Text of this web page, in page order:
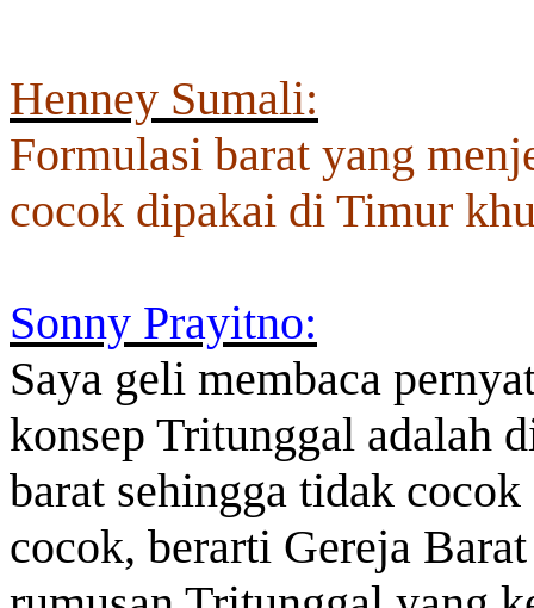
Henney Sumali:
Formulasi barat yang
cocok dipakai di Timur
Sonny Prayitno:
Saya geli membaca
konsep Tritunggal adalah
barat sehingga tidak
cocok, berarti Gereja